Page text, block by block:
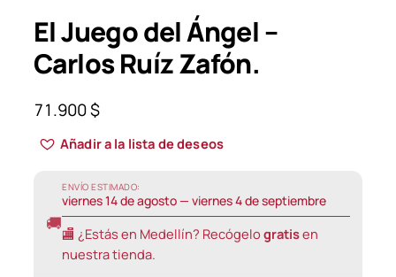
El Juego del Ángel –
Carlos Ruíz Zafón.
71.900$
Añadir a la lista de deseos
🚚
ENVÍO ESTIMADO:
viernes 14 de agosto — viernes 4 de septiembre
🏬 ¿Estás en Medellín? Recógelo gratisen
nuestra tienda.